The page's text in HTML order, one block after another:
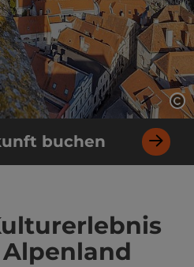
buchen
Alpenland